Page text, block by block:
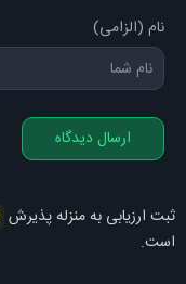
نام (الزامی)
ارسال دیدگاه
ثبت ارزیابی به منزله پذیرش
است.